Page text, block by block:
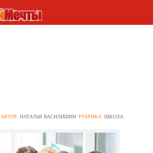
АВТОР:НАТАЛЬЯ ВАСИЛИШИН РУБРИКА:ШКОЛА